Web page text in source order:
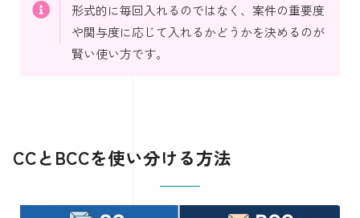
形式的に毎回入れるのではなく、案件の重要度
や関与度に応じて入れるかどうかを決めるのが
賢い使い方です。
CCとBCCを使い分ける方法